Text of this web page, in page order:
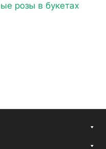
розы в букетах